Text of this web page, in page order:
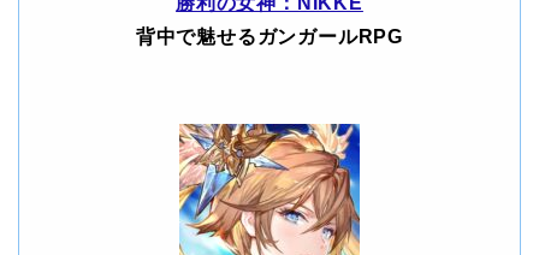
背中で魅せるガンガールRPG